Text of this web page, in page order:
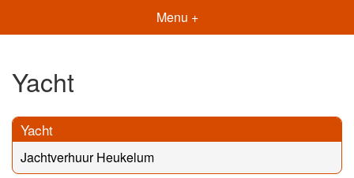
Menu +
Yacht
Yacht
Jachtverhuur Heukelum